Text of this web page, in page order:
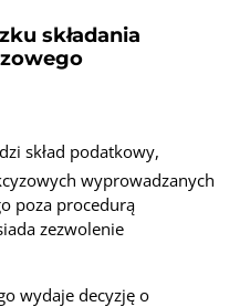
składania
skład podatkowy,
wyprowadzanych
poza procedurą
zezwolenie
wydaje decyzję o